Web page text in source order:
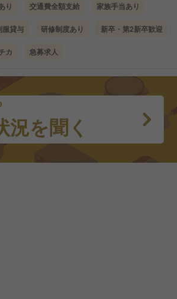
り 交通費全額支給 家族手当あり
服貸与 研修制度あり 新卒・第2新卒歓迎
カ 急募求人
を聞く